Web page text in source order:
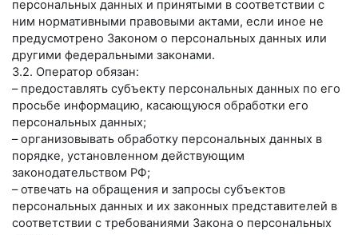
персональных данных и принятыми в соответствии с
ним нормативными правовыми актами, если иное не
предусмотрено Законом о персональных данных или
другими федеральными законами.
3.2. Оператор обязан:
– предоставлять субъекту персональных данных по его
просьбе информацию, касающуюся обработки его
персональных данных;
– организовывать обработку персональных данных в
порядке, установленном действующим
законодательством РФ;
– отвечать на обращения и запросы субъектов
персональных данных и их законных представителей в
соответствии с требованиями Закона о персональных